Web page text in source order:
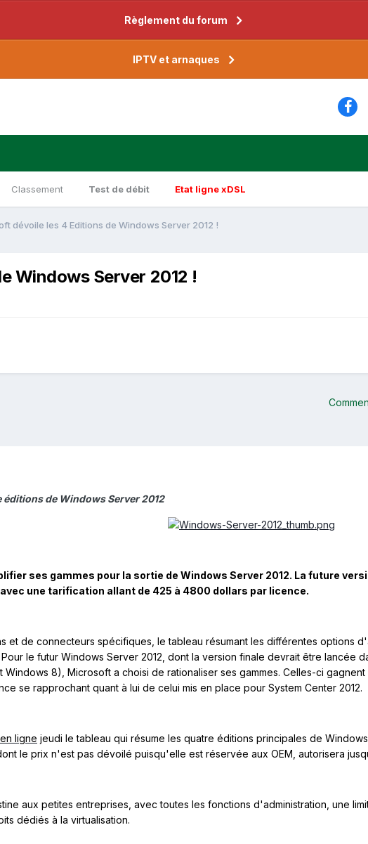
Règlement du forum
IPTV et arnaques
Classement Test de débit Etat ligne xDSL
dévoile les 4 Editions de Windows Server 2012 !
Windows Server 2012 !
de Windows Server 2012
ses gammes pour la sortie de Windows Server 2012. La future
une tarification allant de 425 à 4800 dollars par licence.
et de connecteurs spécifiques, le tableau résumant les différentes options
le futur Windows Server 2012, dont la version finale devrait être lancée
Windows 8), Microsoft a choisi de rationaliser ses gammes. Celles-ci
se rapprochant quant à lui de celui mis en place pour System Center 2012.
ligne jeudi le tableau qui résume les quatre éditions principales de
le prix n'est pas dévoilé puisqu'elle est réservée aux OEM, autorisera
aux petites entreprises, avec toutes les fonctions d'administration, une
dédiés à la virtualisation.